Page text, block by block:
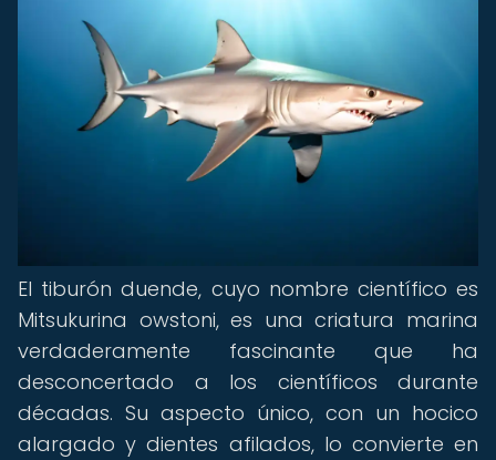
El tiburón duende, cuyo nombre científico es
Mitsukurina owstoni, es una criatura marina
verdaderamente fascinante que ha
desconcertado a los científicos durante
décadas. Su aspecto único, con un hocico
alargado y dientes afilados, lo convierte en